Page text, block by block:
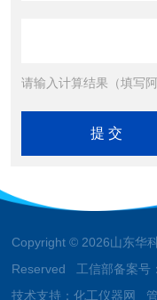
请输入计算结果（填写
Copyright © 2026山东华
Reserved 工信部备案号
技术支持：化工仪器网